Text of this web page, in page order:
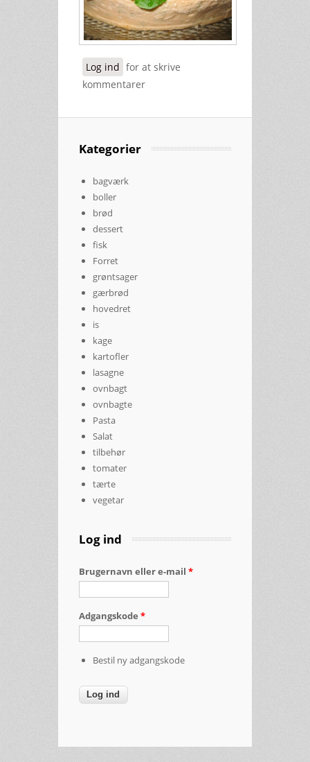
Log ind for at skrive
kommentarer
Kategorier
bagværk
boller
brød
dessert
fisk
Forret
grøntsager
gærbrød
hovedret
is
kage
kartofler
lasagne
ovnbagt
ovnbagte
Pasta
Salat
tilbehør
tomater
tærte
vegetar
Log ind
Brugernavn eller e-mail *
Adgangskode *
Bestil ny adgangskode